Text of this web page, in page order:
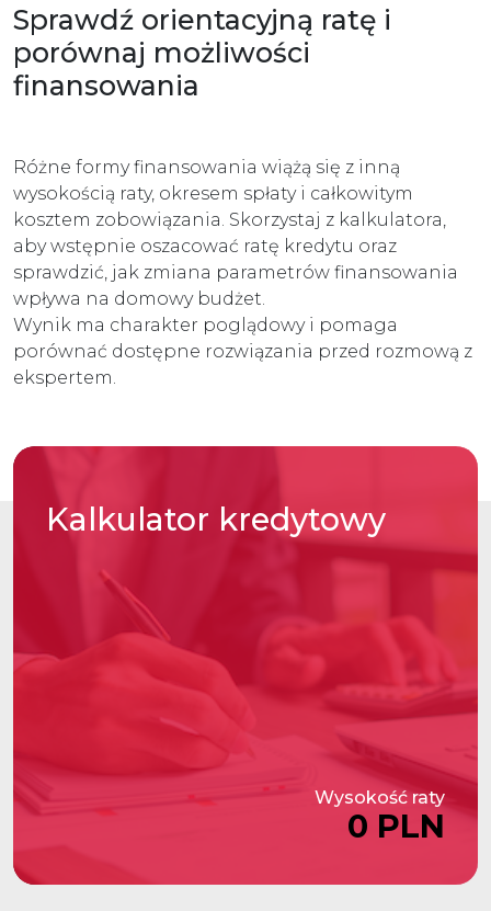
Sprawdź orientacyjną ratę i
porównaj możliwości
finansowania
Różne formy finansowania wiążą się z inną
wysokością raty, okresem spłaty i całkowitym
kosztem zobowiązania. Skorzystaj z kalkulatora,
aby wstępnie oszacować ratę kredytu oraz
sprawdzić, jak zmiana parametrów finansowania
wpływa na domowy budżet.
Wynik ma charakter poglądowy i pomaga
porównać dostępne rozwiązania przed rozmową z
ekspertem.
Kalkulator kredytowy
Wysokość raty
0 PLN